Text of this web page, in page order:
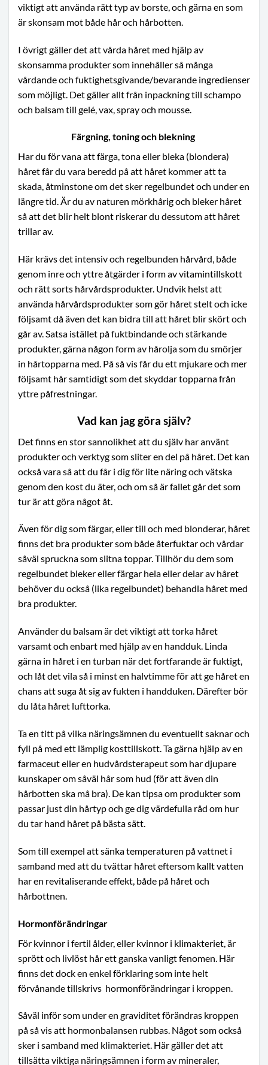
viktigt att använda rätt typ av borste, och gärna en som
är skonsam mot både hår och hårbotten.
I övrigt gäller det att vårda håret med hjälp av
skonsamma produkter som innehåller så många
vårdande och fuktighetsgivande/bevarande ingredienser
som möjligt. Det gäller allt från inpackning till schampo
och balsam till gelé, vax, spray och mousse.
Färgning, toning och blekning
Har du för vana att färga, tona eller bleka (blondera)
håret får du vara beredd på att håret kommer att ta
skada, åtminstone om det sker regelbundet och under en
längre tid. Är du av naturen mörkhårig och bleker håret
så att det blir helt blont riskerar du dessutom att håret
trillar av.
Här krävs det intensiv och regelbunden hårvård, både
genom inre och yttre åtgärder i form av vitamintillskott
och rätt sorts hårvårdsprodukter. Undvik helst att
använda hårvårdsprodukter som gör håret stelt och icke
följsamt då även det kan bidra till att håret blir skört och
går av. Satsa istället på fuktbindande och stärkande
produkter, gärna någon form av hårolja som du smörjer
in hårtopparna med. På så vis får du ett mjukare och mer
följsamt hår samtidigt som det skyddar topparna från
yttre påfrestningar.
Vad kan jag göra själv?
Det finns en stor sannolikhet att du själv har använt
produkter och verktyg som sliter en del på håret. Det kan
också vara så att du får i dig för lite näring och vätska
genom den kost du äter, och om så är fallet går det som
tur är att göra något åt.
Även för dig som färgar, eller till och med blonderar, håret
finns det bra produkter som både återfuktar och vårdar
såväl spruckna som slitna toppar. Tillhör du dem som
regelbundet bleker eller färgar hela eller delar av håret
behöver du också (lika regelbundet) behandla håret med
bra produkter.
Använder du balsam är det viktigt att torka håret
varsamt och enbart med hjälp av en handduk. Linda
gärna in håret i en turban när det fortfarande är fuktigt,
och låt det vila så i minst en halvtimme för att ge håret en
chans att suga åt sig av fukten i handduken. Därefter bör
du låta håret lufttorka.
Ta en titt på vilka näringsämnen du eventuellt saknar och
fyll på med ett lämplig kosttillskott. Ta gärna hjälp av en
farmaceut eller en hudvårdsterapeut som har djupare
kunskaper om såväl hår som hud (för att även din
hårbotten ska må bra). De kan tipsa om produkter som
passar just din hårtyp och ge dig värdefulla råd om hur
du tar hand håret på bästa sätt.
Som till exempel att sänka temperaturen på vattnet i
samband med att du tvättar håret eftersom kallt vatten
har en revitaliserande effekt, både på håret och
hårbottnen.
Hormonförändringar
För kvinnor i fertil ålder, eller kvinnor i klimakteriet, är
sprött och livlöst hår ett ganska vanligt fenomen. Här
finns det dock en enkel förklaring som inte helt
förvånande tillskrivs hormonförändringar i kroppen.
Såväl inför som under en graviditet förändras kroppen
på så vis att hormonbalansen rubbas. Något som också
sker i samband med klimakteriet. Här gäller det att
tillsätta viktiga näringsämnen i form av mineraler,